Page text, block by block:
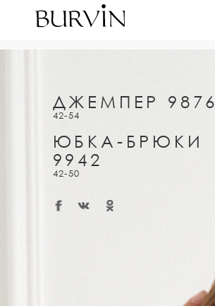
ДЖЕМПЕР 9876
42-54
ЮБКА-БРЮКИ
9942
42-50